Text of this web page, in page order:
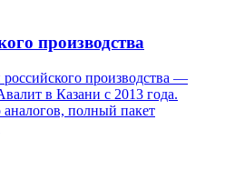
производства
производства —
в Казани с 2013 года.
полный пакет